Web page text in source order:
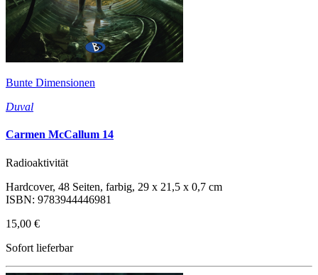
Bunte Dimensionen
Duval
Carmen McCallum 14
Radioaktivität
Hardcover, 48 Seiten, farbig, 29 x 21,5 x 0,7 cm
ISBN: 9783944446981
15,00 €
Sofort lieferbar